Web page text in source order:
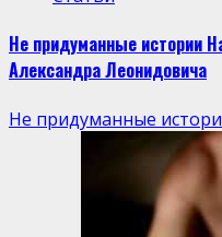
Не придуманные истории
Александра Леонидовича
Не придуманные